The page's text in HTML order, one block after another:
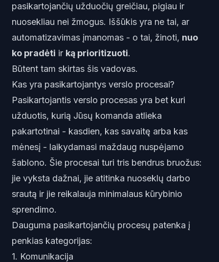
pasikartojančių užduočių greičiau, pigiau ir
nuosekliau nei žmogus. Iššūkis yra ne tai, ar
automatizavimas įmanomas - o tai, žinoti, nuo
ko pradėti ir ką prioritizuoti.
Būtent tam skirtas šis vadovas.
Kas yra pasikartojantys verslo procesai?
Pasikartojantis verslo procesas yra bet kuri
užduotis, kurią Jūsų komanda atlieka
pakartotinai - kasdien, kas savaitę arba kas
mėnesį - laikydamasi maždaug nuspėjamo
šablono. Šie procesai turi tris bendrus bruožus:
jie vyksta dažnai, jie atitinka nuoseklų darbo
srautą ir jie reikalauja minimalaus kūrybinio
sprendimo.
Dauguma pasikartojančių procesų patenka į
penkias kategorijas:
1. Komunikacija